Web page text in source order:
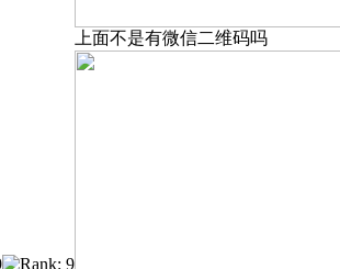
上面不是有微信二维码吗